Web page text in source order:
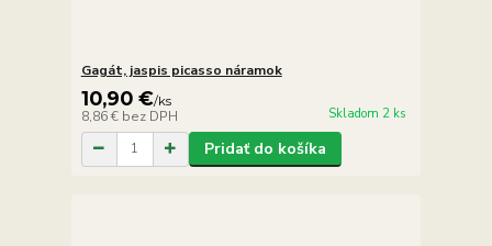
Gagát, jaspis picasso náramok
10,90 €/ks
8,86 € bez DPH Skladom 2 ks
Pridať do košíka